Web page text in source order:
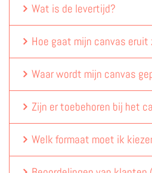
Wat is de levertijd?
Hoe gaat mijn canvas eruit
Waar wordt mijn canvas
Zijn er toebehoren bij het
Welk formaat moet ik